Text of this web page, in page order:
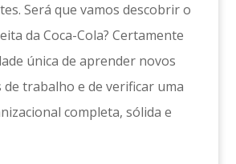
Será que vamos descobrir o
da Coca-Cola? Certamente
única de aprender novos
trabalho e de verificar uma
completa, sólida e